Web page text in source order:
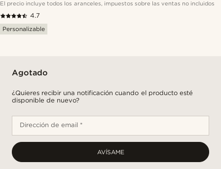
El precio incluye todos los aranceles, impuestos sobre las ventas no incluidos
4.7
Personalizable
Agotado
¿Quieres recibir una notificación cuando el producto esté
disponible de nuevo?
Dirección de email *
AVÍSAME